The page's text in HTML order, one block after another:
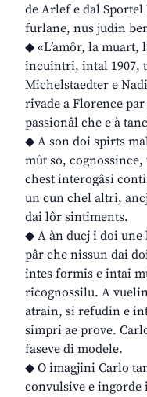
de Arlef e dal
furlane, nus judin
◆ «L’amôr, la
incuintri, intal 1907,
Michelstaedter e
rivade a Florence
passionâl che e à
◆ A son doi spirts
mût so,
chest interogâsi
un cun chel altri,
dai lôr sintiments.
◆ A àn ducj i doi une
pâr che nissun dai
intes formis e intai
ricognossilu. A
atrain, si refudin e
simpri ae prove.
faseve di modele.
◆ O imagjini Carlo
convulsive e ingorde